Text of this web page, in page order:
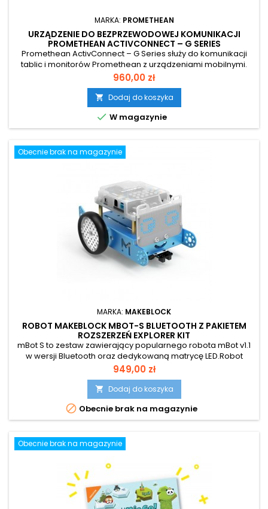
MARKA: PROMETHEAN
URZĄDZENIE DO BEZPRZEWODOWEJ KOMUNIKACJI
PROMETHEAN ACTIVCONNECT – G SERIES
Promethean ActivConnect – G Series służy do komunikacji
tablic i monitorów Promethean z urządzeniami mobilnymi.
Działa na systemie operacyjnym Android w wersji 6.
Cena
960,00 zł
 Dodaj do koszyka
 W magazynie
Obecnie brak na magazynie
MARKA: MAKEBLOCK
ROBOT MAKEBLOCK MBOT-S BLUETOOTH Z PAKIETEM
ROZSZERZEŃ EXPLORER KIT
mBot S to zestaw zawierający popularnego robota mBot v1.1
w wersji Bluetooth oraz dedykowaną matrycę LED.Robot
będzie mógł wyrazić jeszcze więcej! Zaprogramuj uśmiech,
mrugnięcie oczkiem czy wizualizację danych na
wyświetlaczu.
Cena
949,00 zł
 Dodaj do koszyka
 Obecnie brak na magazynie
Obecnie brak na magazynie